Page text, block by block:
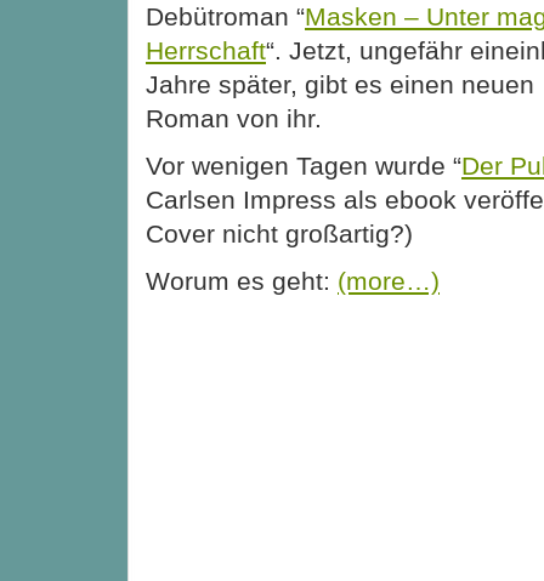
Debütroman “Masken – Unter
Herrschaft“. Jetzt, ungefähr
Jahre später, gibt es einen neuen
Roman von ihr.
Vor wenigen Tagen wurde “Der
Carlsen Impress als ebook
Cover nicht großartig?)
Worum es geht: (more…)